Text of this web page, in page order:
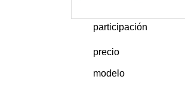
participación
precio
modelo